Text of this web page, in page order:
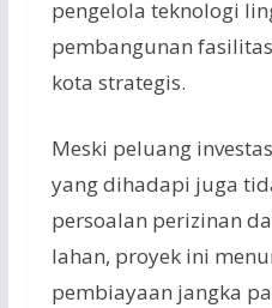
pengelola teknologi
pembangunan
kota strategis.
Meski peluang
yang dihadapi juga
persoalan perizinan
lahan, proyek ini
pembiayaan jangka